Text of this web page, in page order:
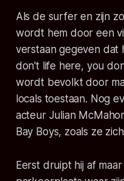
Als de surfer en zijn
wordt hem door een
verstaan gegeven dat
don't life here, you
wordt bevolkt door
locals toestaan. Nog
acteur Julian
Bay Boys, zoals ze
Eerst druipt hij af